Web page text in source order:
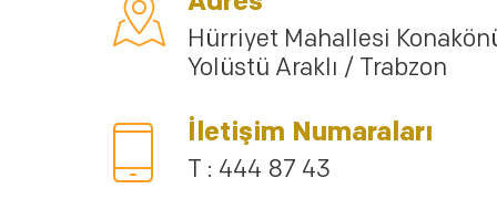
Hürriyet Mahallesi
Yolüstü Araklı / Trabzon
İletişim Numaraları
T : 444 87 43